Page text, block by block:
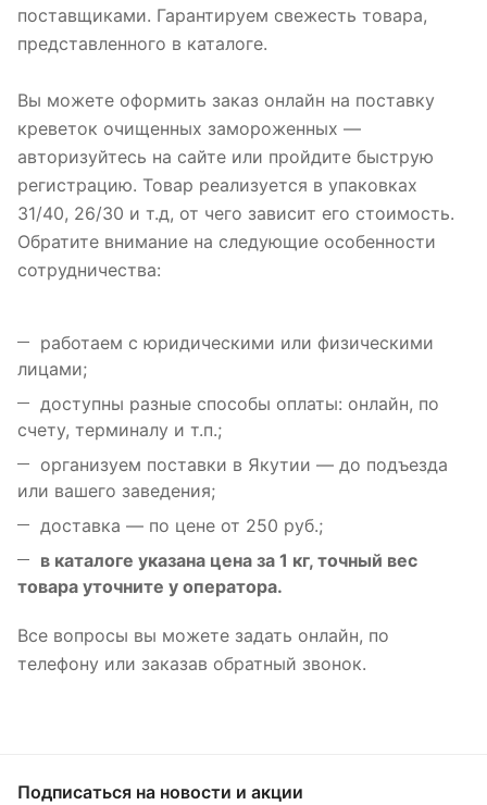
поставщиками. Гарантируем свежесть товара,
представленного в каталоге.
Вы можете оформить заказ онлайн на поставку
креветок очищенных замороженных —
авторизуйтесь на сайте или пройдите быструю
регистрацию. Товар реализуется в упаковках
31/40, 26/30 и т.д, от чего зависит его стоимость.
Обратите внимание на следующие особенности
сотрудничества:
работаем с юридическими или физическими
лицами;
доступны разные способы оплаты: онлайн, по
счету, терминалу и т.п.;
организуем поставки в Якутии — до подъезда
или вашего заведения;
доставка — по цене от 250 руб.;
в каталоге указана цена за 1 кг, точный вес
товара уточните у оператора.
Все вопросы вы можете задать онлайн, по
телефону или заказав обратный звонок.
Подписаться на новости и акции